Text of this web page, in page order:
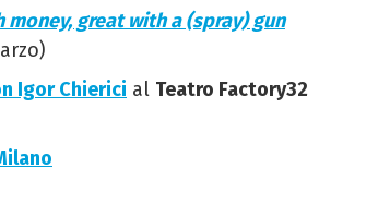
great with a (spray) gun
Igor Chierici al Teatro Factory32